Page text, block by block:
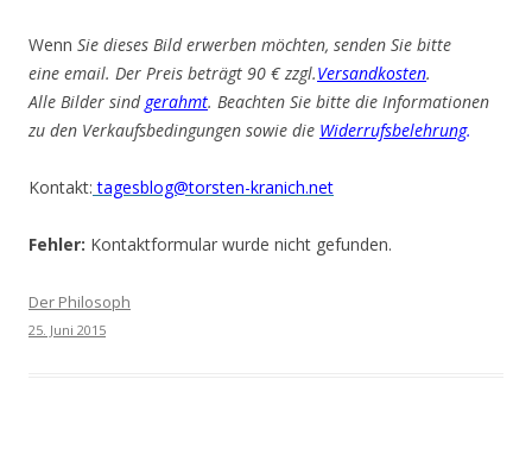
Wenn Sie dieses Bild erwerben möchten, senden Sie bitte
eine email. Der Preis beträgt 90 € zzgl.Versandkosten.
Alle Bilder sind gerahmt. Beachten Sie bitte die Informationen
zu den Verkaufsbedingungen sowie die Widerrufsbelehrung.
Kontakt: tagesblog@torsten-kranich.net
Fehler: Kontaktformular wurde nicht gefunden.
Der Philosoph
25. Juni 2015